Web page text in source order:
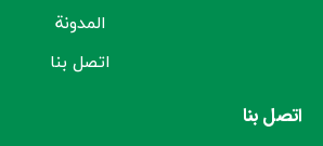
المدونة
اتصل بنا
اتصل بنا